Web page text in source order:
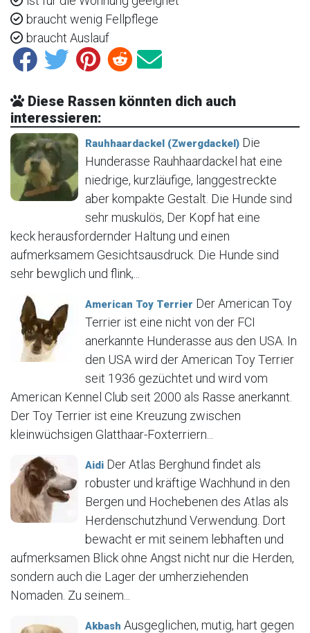
braucht wenig Fellpflege
braucht Auslauf
Diese Rassen könnten dich auch
interessieren:
Rauhhaardackel (Zwergdackel) Die
Hunderasse Rauhhaardackel hat eine
niedrige, kurzläufige, langgestreckte
aber kompakte Gestalt. Die Hunde sind
sehr muskulös, Der Kopf hat eine
keck herausfordernder Haltung und einen
aufmerksamem Gesichtsausdruck. Die Hunde sind
sehr bewglich und flink,...
American Toy Terrier Der American Toy
Terrier ist eine nicht von der FCI
anerkannte Hunderasse aus den USA. In
den USA wird der American Toy Terrier
seit 1936 gezüchtet und wird vom
American Kennel Club seit 2000 als Rasse anerkannt.
Der Toy Terrier ist eine Kreuzung zwischen
kleinwüchsigen Glatthaar-Foxterriern...
Aidi Der Atlas Berghund findet als
robuster und kräftige Wachhund in den
Bergen und Hochebenen des Atlas als
Herdenschutzhund Verwendung. Dort
bewacht er mit seinem lebhaften und
aufmerksamen Blick ohne Angst nicht nur die Herden,
sondern auch die Lager der umherziehenden
Nomaden. Zu seinem...
Akbash Ausgeglichen, mutig, hart gegen